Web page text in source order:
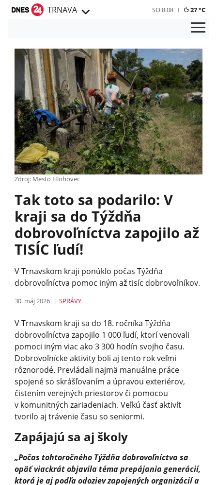
TRNAVA SO 8.08 27 °C
Zdroj: Mesto Hlohovec
Tak toto sa podarilo: V
kraji sa do Týždňa
dobrovoľníctva zapojilo až
TISÍC ľudí!
V Trnavskom kraji ponúklo počas Týždňa
dobrovoľníctva pomoc iným až tisíc dobrovoľníkov.
30. máj 2026 SPRÁVY
V Trnavskom kraji sa do 18. ročníka Týždňa
dobrovoľníctva zapojilo 1 000 ľudí, ktorí venovali
pomoci iným viac ako 3 300 hodín svojho času.
Dobrovoľnícke aktivity boli aj tento rok veľmi
rôznorodé. Prevládali najmä manuálne práce
spojené so skrášľovaním a úpravou exteriérov,
čistením verejných priestorov či pomocou
v komunitných zariadeniach. Veľkú časť aktivít
tvorilo aj trávenie času so seniormi.
Zapájajú sa aj školy
„Počas tohtoročného Týždňa dobrovoľníctva sa
opäť viackrát objavila téma prepájania generácií,
ktorá je aj podľa odoziev zapojených organizácií a